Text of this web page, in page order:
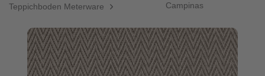
Teppichboden Meterware
Campinas